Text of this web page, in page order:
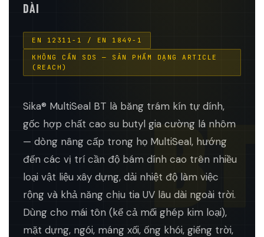
BT
DÀI
EN 12311-1 / EN 1849-1
KHÔNG CẦN SDS — SẢN PHẨM DẠNG ARTICLE
(REACH)
Sika® MultiSeal BT là băng trám kín tự dính,
gốc hợp chất cao su butyl gia cường lá nhôm
— dòng nâng cấp trong họ MultiSeal, hướng
đến các vị trí cần độ bám dính cao trên nhiều
loại vật liệu xây dựng, dải nhiệt độ làm việc
rộng và khả năng chịu tia UV lâu dài ngoài trời.
Dùng cho mái tôn (kể cả mối ghép kim loại),
mặt dựng, ngói, máng xối, ống khói, giếng trời,